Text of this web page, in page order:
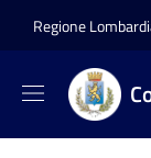
Regione